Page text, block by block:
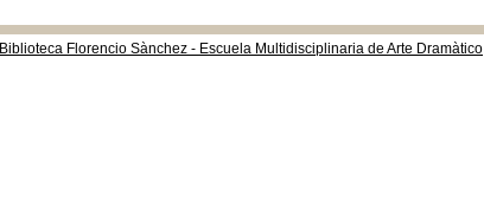
Biblioteca Florencio Sànchez - Escuela Multidisciplinaria de Arte Dramàtico